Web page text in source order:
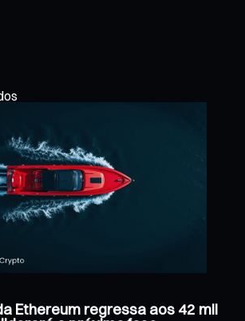
Ethereum regressa aos 42 mil